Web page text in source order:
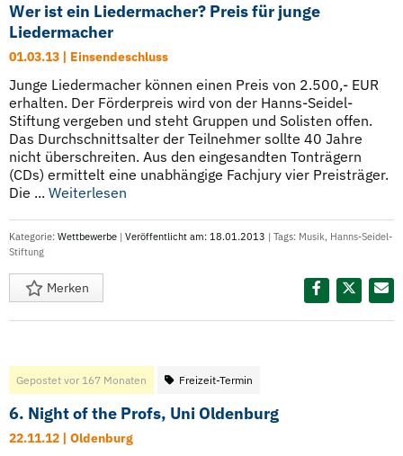
Wer ist ein Liedermacher? Preis für junge
Liedermacher
01.03.13 | Einsendeschluss
Junge Liedermacher können einen Preis von 2.500,- EUR
erhalten. Der Förderpreis wird von der Hanns-Seidel-
Stiftung vergeben und steht Gruppen und Solisten offen.
Das Durchschnittsalter der Teilnehmer sollte 40 Jahre
nicht überschreiten. Aus den eingesandten Tonträgern
(CDs) ermittelt eine unabhängige Fachjury vier Preisträger.
Die ... Weiterlesen
Kategorie: Wettbewerbe | Veröffentlicht am: 18.01.2013 | Tags: Musik, Hanns-Seidel-
Stiftung
Merken
Gepostet vor 167 Monaten Freizeit-Termin
6. Night of the Profs, Uni Oldenburg
22.11.12 | Oldenburg